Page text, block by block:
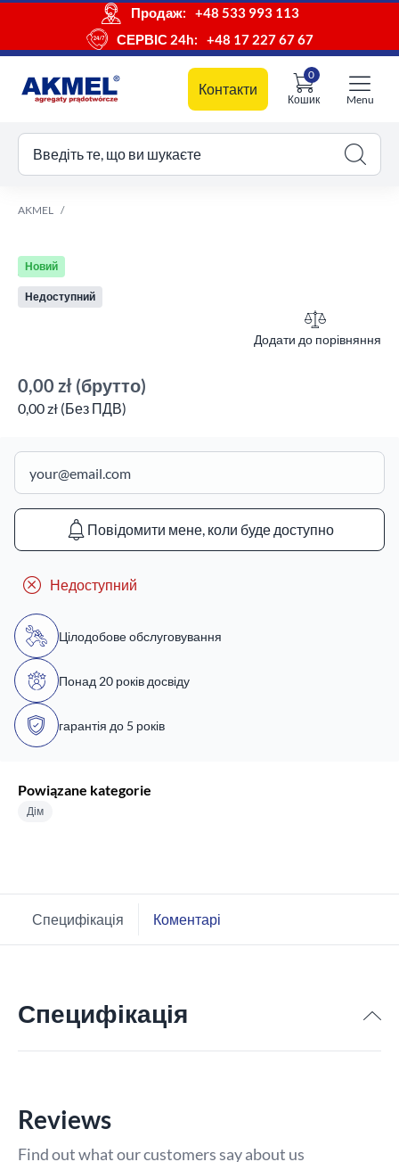
Продаж:
+48 533 993 113
СЕРВІС 24h:
+48 17 227 67 67
Контакти
Кошик
0
кошик
Menu
Введіть те, що ви шукаєте
AKMEL
Новий
Недоступний
Додати до порівняння
0,00 zł (брутто)
0,00 zł (Без ПДВ)
Повідомити мене, коли буде доступно
Недоступний
Цілодобове обслуговування
Понад 20 років досвіду
гарантія до 5 років
Powiązane kategorie
Дім
Специфікація Коментарі
Специфікація
Reviews
Find out what our customers say about us